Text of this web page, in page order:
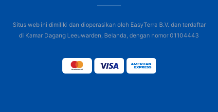
Situs web ini dimiliki dan dioperasikan oleh EasyTerra B.V. dan terdaftar
di Kamar Dagang Leeuwarden, Belanda, dengan nomor 01104443